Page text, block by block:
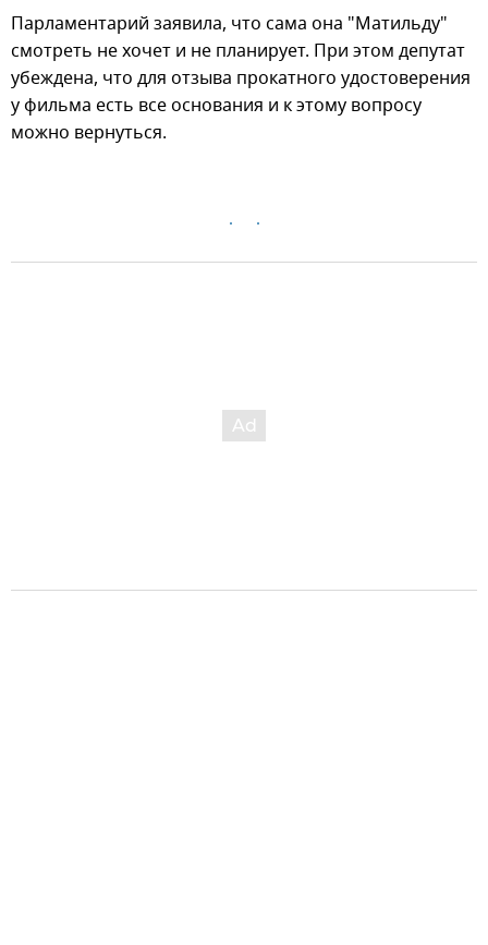
Парламентарий заявила, что сама она "Матильду"
смотреть не хочет и не планирует. При этом депутат
убеждена, что для отзыва прокатного удостоверения
у фильма есть все основания и к этому вопросу
можно вернуться.